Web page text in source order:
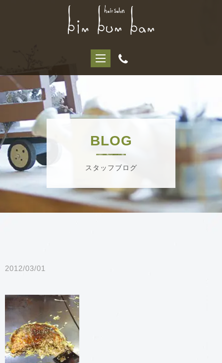
BLOG
スタッフブログ
2012/03/01